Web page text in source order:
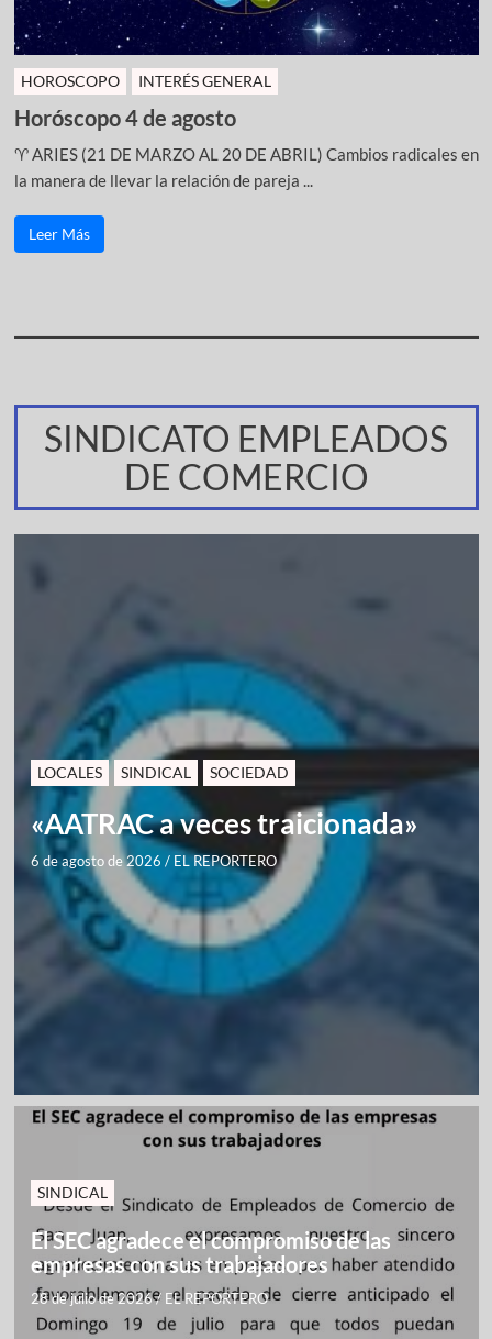
HOROSCOPO INTERÉS GENERAL
Horóscopo 4 de agosto
♈ ARIES (21 DE MARZO AL 20 DE ABRIL) Cambios radicales en
la manera de llevar la relación de pareja ...
Leer Más
SINDICATO EMPLEADOS
DE COMERCIO
LOCALES SINDICAL SOCIEDAD
«AATRAC a veces traicionada»
6 de agosto de 2026 / EL REPORTERO
SINDICAL
El SEC agradece el compromiso de las
empresas con sus trabajadores
28 de julio de 2026/ EL REPORTERO